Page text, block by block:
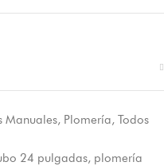
Manuales, Plomería, Todos
24 pulgadas, plomería